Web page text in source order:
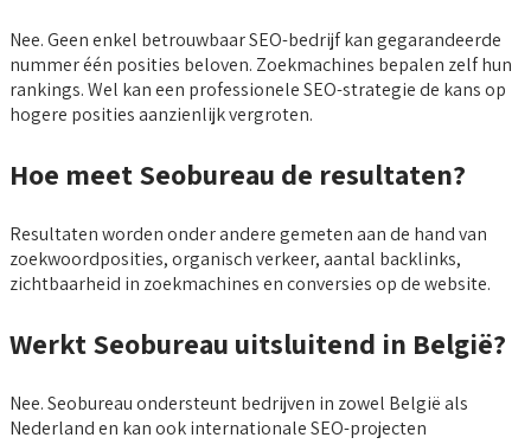
Nee. Geen enkel betrouwbaar SEO-bedrijf kan gegarandeerde
nummer één posities beloven. Zoekmachines bepalen zelf hun
rankings. Wel kan een professionele SEO-strategie de kans op
hogere posities aanzienlijk vergroten.
Hoe meet Seobureau de resultaten?
Resultaten worden onder andere gemeten aan de hand van
zoekwoordposities, organisch verkeer, aantal backlinks,
zichtbaarheid in zoekmachines en conversies op de website.
Werkt Seobureau uitsluitend in België?
Nee. Seobureau ondersteunt bedrijven in zowel België als
Nederland en kan ook internationale SEO-projecten